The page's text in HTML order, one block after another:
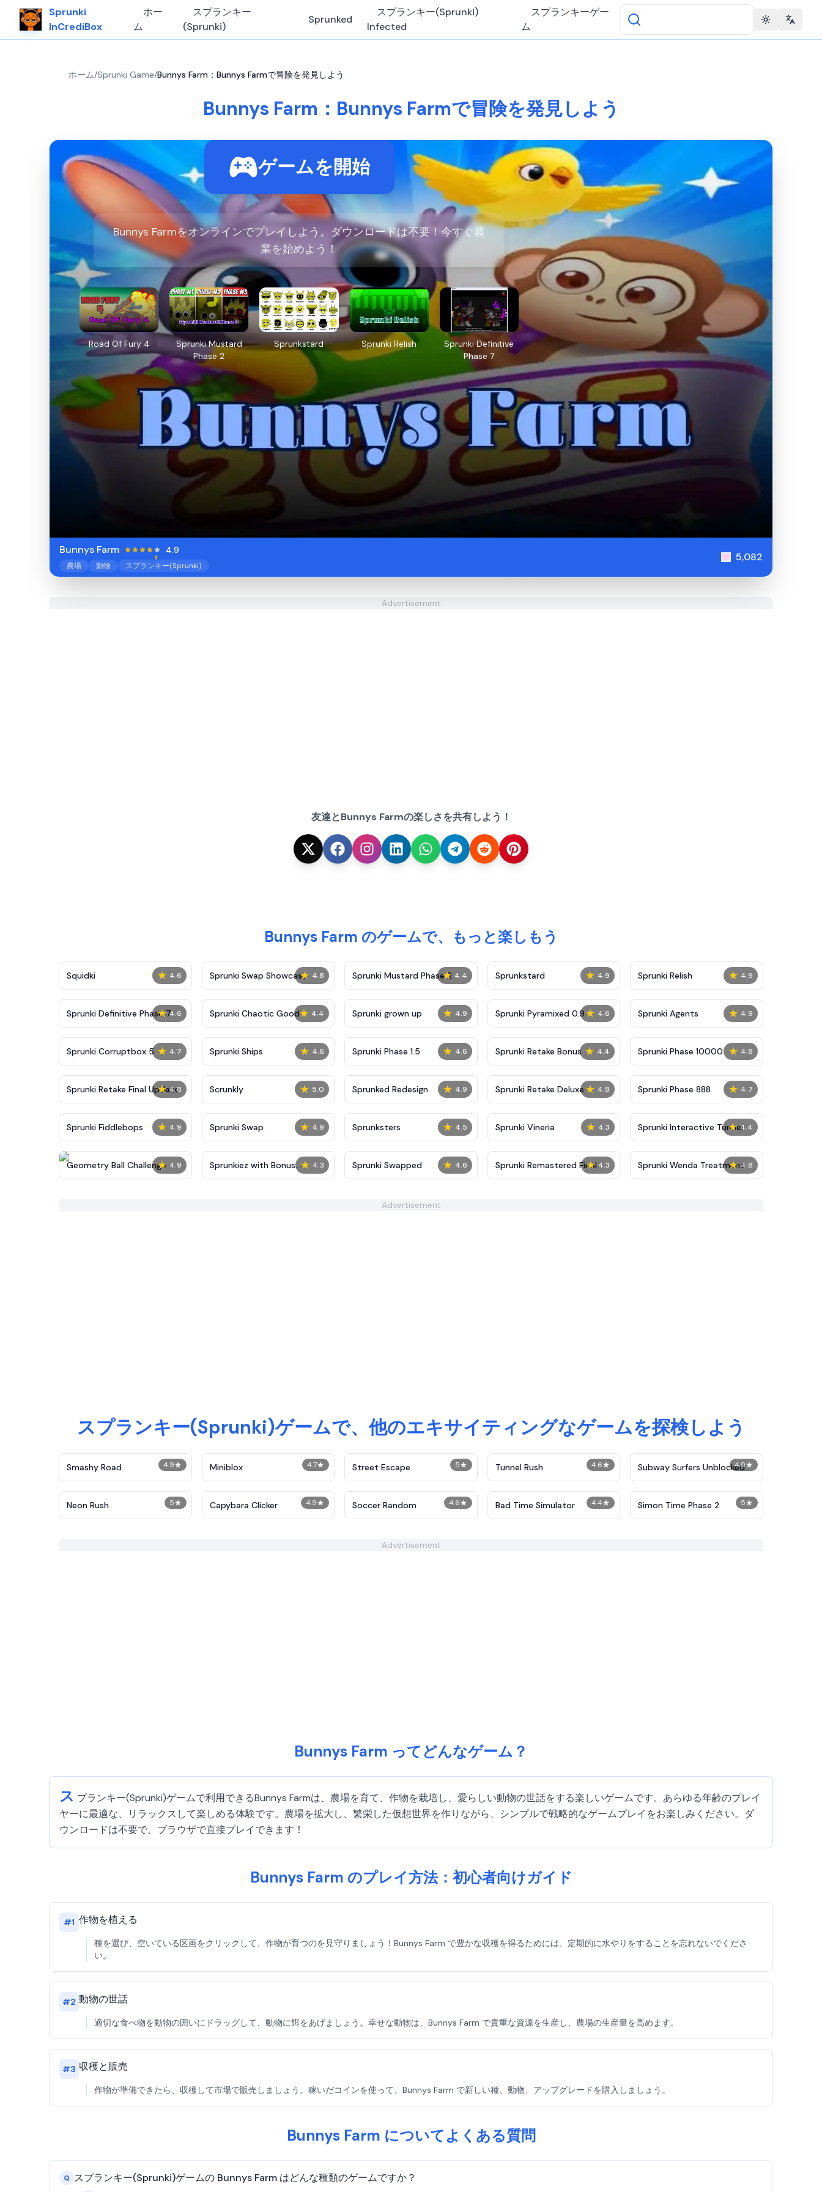
Sprunki
InCrediBox
ホー
ム
スプランキー
(Sprunki)
Sprunked
スプランキー(Sprunki)
Infected
スプランキーゲー
ム
Toggle theme
ホーム/Sprunki Game/Bunnys Farm：Bunnys Farmで冒険を発見しよう
Bunnys Farm：Bunnys Farmで冒険を発見しよう
ゲームを開始
Bunnys Farmをオンラインでプレイしよう。ダウンロードは不要！今すぐ農
業を始めよう！
Road Of Fury 4
Sprunki Mustard
Phase 2
Sprunkstard Sprunki Relish
Sprunki Definitive
Phase 7
Bunnys Farm 4.9
農場 動物 スプランキー(Sprunki)
5,082
Advertisement
友達とBunnys Farmの楽しさを共有しよう！
Bunnys Farm のゲームで、もっと楽しもう
★ 4.6
Squidki ★ 4.8
Sprunki Swap Showcase ★ 4.4
Sprunki Mustard Phase 2 ★ 4.9
Sprunkstard ★ 4.9
Sprunki Relish
★ 4.6
Sprunki Definitive Phase 7 ★ 4.4
Sprunki Chaotic Good ★ 4.9
Sprunki grown up ★ 4.6
Sprunki Pyramixed 0.9 ★ 4.9
Sprunki Agents
★ 4.7
Sprunki Corruptbox 5 ★ 4.6
Sprunki Ships ★ 4.6
Sprunki Phase 1.5 ★ 4.4
Sprunki Retake Bonus ★ 4.8
Sprunki Phase 10000
★ 4.8
Sprunki Retake Final Update ★ 5.0
Scrunkly ★ 4.9
Sprunked Redesign ★ 4.8
Sprunki Retake Deluxe ★ 4.7
Sprunki Phase 888
★ 4.9
Sprunki Fiddlebops ★ 4.9
Sprunki Swap ★ 4.5
Sprunksters ★ 4.3
Sprunki Vineria ★ 4.4
Sprunki Interactive Tunner
★ 4.9
Geometry Ball Challenge ★ 4.3
Sprunkiez with Bonus
Characters
★ 4.6
Sprunki Swapped ★ 4.3
Sprunki Remastered Final ★ 4.8
Sprunki Wenda Treatment
Advertisement
スプランキー(Sprunki)ゲームで、他のエキサイティングなゲームを探検しよう
4.9★
Smashy Road 4.7★
Miniblox 5★
Street Escape 4.6★
Tunnel Rush 4.9★
Subway Surfers Unblocked
5★
Neon Rush 4.9★
Capybara Clicker 4.6★
Soccer Random 4.4★
Bad Time Simulator 5★
Simon Time Phase 2
Advertisement
Bunnys Farm ってどんなゲーム？
ス プランキー(Sprunki)ゲームで利用できるBunnys Farmは、農場を育て、作物を栽培し、愛らしい動物の世話をする楽しいゲームです。あらゆる年齢のプレイ
ヤーに最適な、リラックスして楽しめる体験です。農場を拡大し、繁栄した仮想世界を作りながら、シンプルで戦略的なゲームプレイをお楽しみください。ダ
ウンロードは不要で、ブラウザで直接プレイできます！
Bunnys Farm のプレイ方法：初心者向けガイド
#1 作物を植える
種を選び、空いている区画をクリックして、作物が育つのを見守りましょう！Bunnys Farm で豊かな収穫を得るためには、定期的に水やりをすることを忘れないでくださ
い。
#2 動物の世話
適切な食べ物を動物の囲いにドラッグして、動物に餌をあげましょう。幸せな動物は、Bunnys Farm で貴重な資源を生産し、農場の生産量を高めます。
#3 収穫と販売
作物が準備できたら、収穫して市場で販売しましょう。稼いだコインを使って、Bunnys Farm で新しい種、動物、アップグレードを購入しましょう。
Bunnys Farm についてよくある質問
Q スプランキー(Sprunki)ゲームの Bunnys Farm はどんな種類のゲームですか？